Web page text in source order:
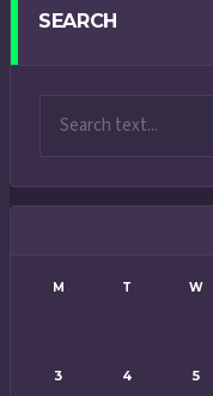
SEARCH
M T W
3 4 5